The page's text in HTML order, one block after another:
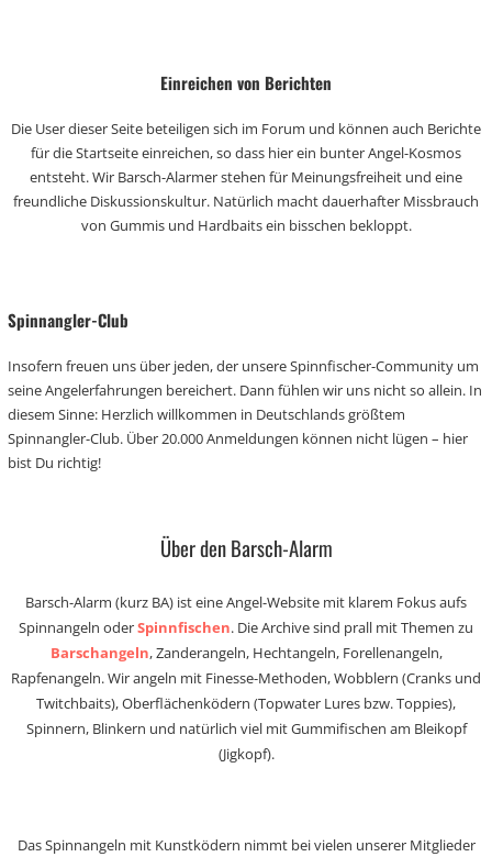
Einreichen von Berichten
Die User dieser Seite beteiligen sich im Forum und können auch Berichte
für die Startseite einreichen, so dass hier ein bunter Angel-Kosmos
entsteht. Wir Barsch-Alarmer stehen für Meinungsfreiheit und eine
freundliche Diskussionskultur. Natürlich macht dauerhafter Missbrauch
von Gummis und Hardbaits ein bisschen bekloppt.
Spinnangler-Club
Insofern freuen uns über jeden, der unsere Spinnfischer-Community um
seine Angelerfahrungen bereichert. Dann fühlen wir uns nicht so allein. In
diesem Sinne: Herzlich willkommen in Deutschlands größtem
Spinnangler-Club. Über 20.000 Anmeldungen können nicht lügen – hier
bist Du richtig!
Über den Barsch-Alarm
Barsch-Alarm (kurz BA) ist eine Angel-Website mit klarem Fokus aufs
Spinnangeln oderSpinnfischen. Die Archive sind prall mit Themen zu
Barschangeln, Zanderangeln, Hechtangeln, Forellenangeln,
Rapfenangeln. Wir angeln mit Finesse-Methoden, Wobblern (Cranks und
Twitchbaits), Oberflächenködern (Topwater Lures bzw. Toppies),
Spinnern, Blinkern und natürlich viel mit Gummifischen am Bleikopf
(Jigkopf).
Das Spinnangeln mit Kunstködern nimmt bei vielen unserer Mitglieder